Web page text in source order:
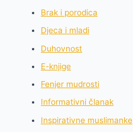
Brak i porodica
Djeca i mladi
Duhovnost
E-knjige
Fenjer mudrosti
Informativni članak
Inspirativne muslimanke